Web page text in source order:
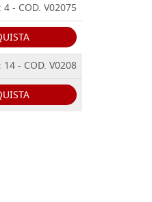
- COD. V02075
- COD. V0208